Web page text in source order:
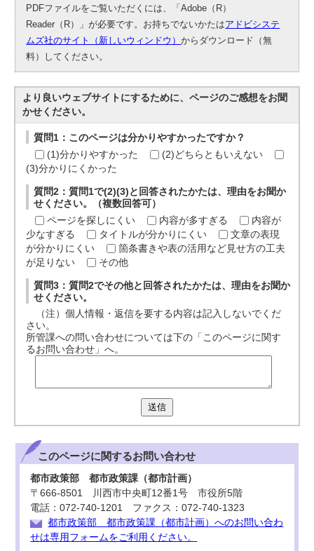
PDFファイルをご覧いただくには、「Adobe（R）
Reader（R）」が必要です。お持ちでないかたはアドビシステ
ムズ社のサイト（新しいウィンドウ）からダウンロード（無
料）してください。
より良いウェブサイトにするために、ページのご感想をお聞
かせください。
質問1：このページは分かりやすかったですか？
(1)分かりやすかった
(2)どちらともいえない
(3)分かりにくかった
質問2：質問1で(2)(3)と回答されたかたは、理由をお聞か
せください。（複数回答可）
ページを探しにくい
内容が多すぎる
内容が
少なすぎる
タイトルが分かりにくい
文章の表現
が分かりにくい
箇条書きや表の活用など見せ方の工夫
が足りない
その他
質問3：質問2でその他と回答されたかたは、理由をお聞か
せください。
（注）個人情報・返信を要する内容は記入しないでくだ
さい。
所管課への問い合わせについては下の「このページに関す
るお問い合わせ」へ。
送信
このページに関するお問い合わせ
都市政策部 都市政策課（都市計画）
〒666-8501 川西市中央町12番1号 市役所5階
電話：072-740-1201 ファクス：072-740-1323
都市政策部 都市政策課（都市計画）へのお問い合わ
せは専用フォームをご利用ください。